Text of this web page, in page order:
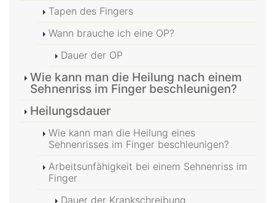
Tapen des Fingers
Wann brauche ich eine OP?
Dauer der OP
Wie kann man die Heilung nach einem
Sehnenriss im Finger beschleunigen?
Heilungsdauer
Wie kann man die Heilung eines
Sehnenrisses im Finger beschleunigen?
Arbeitsunfähigkeit bei einem Sehnenriss im
Finger
Dauer der Krankschreibung